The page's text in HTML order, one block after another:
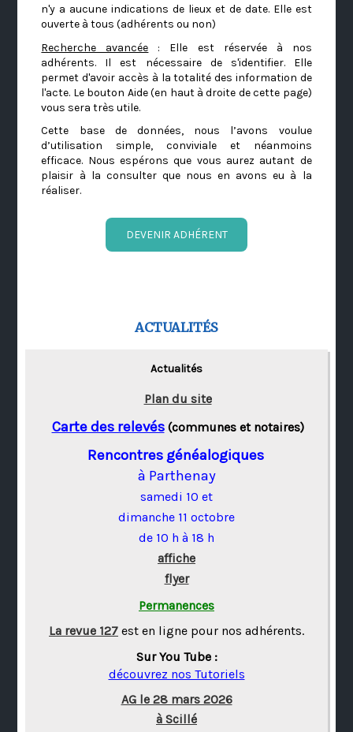
n'y a aucune indications de lieux et de date. Elle est
ouverte à tous (adhérents ou non)
Recherche avancée : Elle est réservée à nos
adhérents. Il est nécessaire de s'identifier. Elle
permet d'avoir accès à la totalité des information de
l'acte. Le bouton Aide (en haut à droite de cette page)
vous sera très utile.
Cette base de données, nous l’avons voulue
d’utilisation simple, conviviale et néanmoins
efficace. Nous espérons que vous aurez autant de
plaisir à la consulter que nous en avons eu à la
réaliser.
DEVENIR ADHÉRENT
ACTUALITÉS
Actualités
Plan du site
Carte des relevés(communes et notaires)
Rencontres généalogiques
à Parthenay
samedi 10 et
dimanche 11 octobre
de 10 h à 18 h
affiche
flyer
Permanences
La revue 127 est en ligne pour nos adhérents.
Sur You Tube :
découvrez nos Tutoriels
AG le 28 mars 2026
à Scillé